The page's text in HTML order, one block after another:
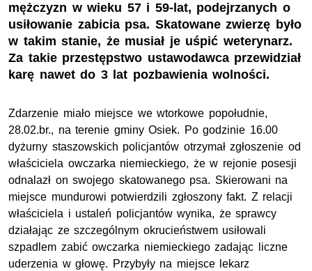
mężczyzn w wieku 57 i 59-lat, podejrzanych o
usiłowanie zabicia psa. Skatowane zwierzę było
w takim stanie, że musiał je uśpić weterynarz.
Za takie przestępstwo ustawodawca przewidział
karę nawet do 3 lat pozbawienia wolności.
Zdarzenie miało miejsce we wtorkowe popołudnie,
28.02.br., na terenie gminy Osiek. Po godzinie 16.00
dyżurny staszowskich policjantów otrzymał zgłoszenie od
właściciela owczarka niemieckiego, że w rejonie posesji
odnalazł on swojego skatowanego psa. Skierowani na
miejsce mundurowi potwierdzili zgłoszony fakt. Z relacji
właściciela i ustaleń policjantów wynika, że sprawcy
działając ze szczególnym okrucieństwem usiłowali
szpadlem zabić owczarka niemieckiego zadając liczne
uderzenia w głowę. Przybyły na miejsce lekarz